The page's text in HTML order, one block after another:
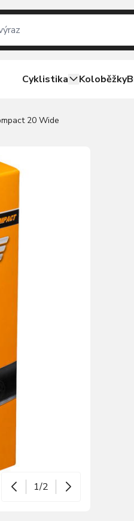
Cyklistika Koloběžky
20 Wide
1/2